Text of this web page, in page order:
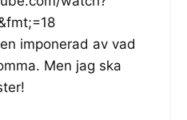
imponerad av vad
Men jag ska